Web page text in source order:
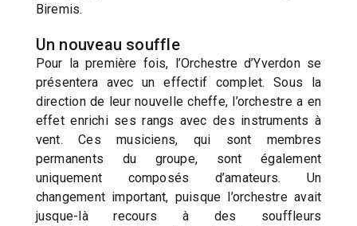
Biremis.
Un nouveau souffle
Pour la première fois, l’Orchestre d’Yverdon se
présentera avec un effectif complet. Sous la
direction de leur nouvelle cheffe, l’orchestre a en
effet enrichi ses rangs avec des instruments à
vent. Ces musiciens, qui sont membres
permanents du groupe, sont également
uniquement composés d’amateurs. Un
changement important, puisque l’orchestre avait
jusque-là recours à des souffleurs